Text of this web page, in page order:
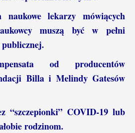
naukowe lekarzy mówiących
muszą być w pełni
od producentów
Billa i Melindy Gatesów
“szczepionki” COVID-19 lub
rodzinom.